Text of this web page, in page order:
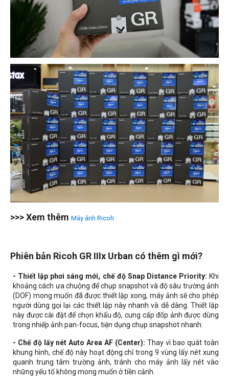
>>> Xem thêm Máy ảnh Ricoh
Phiên bản Ricoh GR IIIx Urban có thêm gì mới?
- Thiết lập phơi sáng mới, chế độ Snap Distance Priority: Khi
khoảng cách ưa chuộng để chụp snapshot và độ sâu trường ảnh
(DOF) mong muốn đã được thiết lập xong, máy ảnh sẽ cho phép
người dùng gọi lại các thiết lập này nhanh và dễ dàng. Thiết lập
này được cài đặt để chọn khẩu độ, cung cấp đốp ảnh được dùng
trong nhiếp ảnh pan-focus, tiện dụng chụp snapshot nhanh.
- Chế độ lấy nét Auto Area AF (Center): Thay vì bao quát toàn
khung hình, chế độ này hoạt động chỉ trong 9 vùng lấy nét xung
quanh trung tâm trường ảnh, tránh cho máy ảnh lấy nét vào
những yếu tố không mong muốn ở tiền cảnh.